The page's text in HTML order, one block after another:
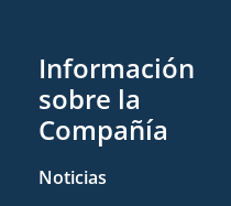
Información
sobre la
Compañía
Noticias